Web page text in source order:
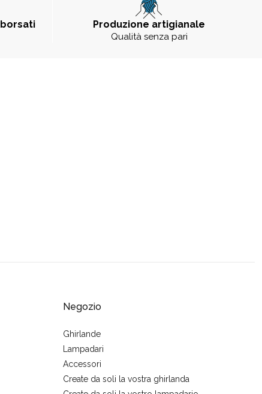
Produzione artigianale
Qualità senza pari
Negozio
Ghirlande
Lampadari
Accessori
Create da soli la vostra ghirlanda